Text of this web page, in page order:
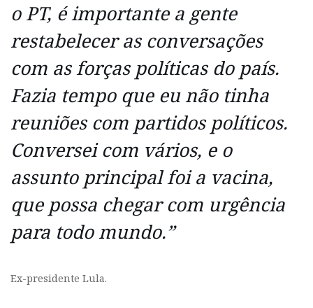
o PT, é importante a gente
restabelecer as conversações
com as forças políticas do país.
Fazia tempo que eu não tinha
reuniões com partidos políticos.
Conversei com vários, e o
assunto principal foi a vacina,
que possa chegar com urgência
para todo mundo.”
Ex-presidente Lula.